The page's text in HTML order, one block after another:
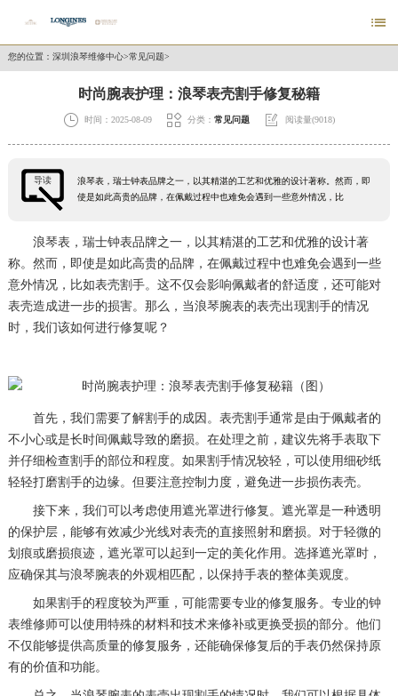

您的位置： 深圳浪琴维修中心>常见问题>
时尚腕表护理：浪琴表壳割手修复秘籍
 时间：2025-08-09  分类： 常见问题  阅读量(9018)
导读
浪琴表，瑞士钟表品牌之一，以其精湛的工艺和优雅的设计著称。然而，即
使是如此高贵的品牌，在佩戴过程中也难免会遇到一些意外情况，比
浪琴表，瑞士钟表品牌之一，以其精湛的工艺和优雅的设计著
称。然而，即使是如此高贵的品牌，在佩戴过程中也难免会遇到一些
意外情况，比如表壳割手。这不仅会影响佩戴者的舒适度，还可能对
表壳造成进一步的损害。那么，当浪琴腕表的表壳出现割手的情况
时，我们该如何进行修复呢？
首先，我们需要了解割手的成因。表壳割手通常是由于佩戴者的
不小心或是长时间佩戴导致的磨损。在处理之前，建议先将手表取下
并仔细检查割手的部位和程度。如果割手情况较轻，可以使用细砂纸
轻轻打磨割手的边缘。但要注意控制力度，避免进一步损伤表壳。
接下来，我们可以考虑使用遮光罩进行修复。遮光罩是一种透明
的保护层，能够有效减少光线对表壳的直接照射和磨损。对于轻微的
划痕或磨损痕迹，遮光罩可以起到一定的美化作用。选择遮光罩时，
应确保其与浪琴腕表的外观相匹配，以保持手表的整体美观度。
如果割手的程度较为严重，可能需要专业的修复服务。专业的钟
表维修师可以使用特殊的材料和技术来修补或更换受损的部分。他们
不仅能够提供高质量的修复服务，还能确保修复后的手表仍然保持原
有的价值和功能。